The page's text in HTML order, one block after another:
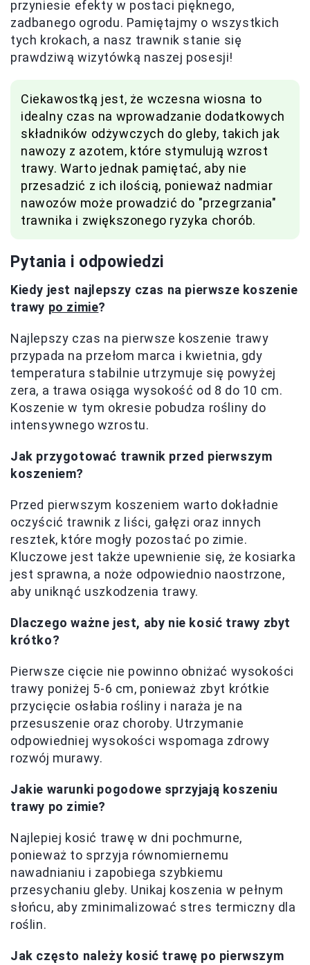
przyniesie efekty w postaci pięknego,
zadbanego ogrodu. Pamiętajmy o wszystkich
tych krokach, a nasz trawnik stanie się
prawdziwą wizytówką naszej posesji!
Ciekawostką jest, że wczesna wiosna to
idealny czas na wprowadzanie dodatkowych
składników odżywczych do gleby, takich jak
nawozy z azotem, które stymulują wzrost
trawy. Warto jednak pamiętać, aby nie
przesadzić z ich ilością, ponieważ nadmiar
nawozów może prowadzić do "przegrzania"
trawnika i zwiększonego ryzyka chorób.
Pytania i odpowiedzi
Kiedy jest najlepszy czas na pierwsze koszenie
trawy po zimie?
Najlepszy czas na pierwsze koszenie trawy
przypada na przełom marca i kwietnia, gdy
temperatura stabilnie utrzymuje się powyżej
zera, a trawa osiąga wysokość od 8 do 10 cm.
Koszenie w tym okresie pobudza rośliny do
intensywnego wzrostu.
Jak przygotować trawnik przed pierwszym
koszeniem?
Przed pierwszym koszeniem warto dokładnie
oczyścić trawnik z liści, gałęzi oraz innych
resztek, które mogły pozostać po zimie.
Kluczowe jest także upewnienie się, że kosiarka
jest sprawna, a noże odpowiednio naostrzone,
aby uniknąć uszkodzenia trawy.
Dlaczego ważne jest, aby nie kosić trawy zbyt
krótko?
Pierwsze cięcie nie powinno obniżać wysokości
trawy poniżej 5-6 cm, ponieważ zbyt krótkie
przycięcie osłabia rośliny i naraża je na
przesuszenie oraz choroby. Utrzymanie
odpowiedniej wysokości wspomaga zdrowy
rozwój murawy.
Jakie warunki pogodowe sprzyjają koszeniu
trawy po zimie?
Najlepiej kosić trawę w dni pochmurne,
ponieważ to sprzyja równomiernemu
nawadnianiu i zapobiega szybkiemu
przesychaniu gleby. Unikaj koszenia w pełnym
słońcu, aby zminimalizować stres termiczny dla
roślin.
Jak często należy kosić trawę po pierwszym